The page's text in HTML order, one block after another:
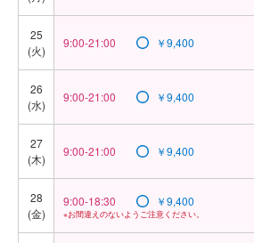
25
(火)
9:00-21:00 ￥9,400
26
(水)
9:00-21:00 ￥9,400
27
(木)
9:00-21:00 ￥9,400
28
(金)
9:00-18:30 ￥9,400
※お間違えのないようご注意ください。